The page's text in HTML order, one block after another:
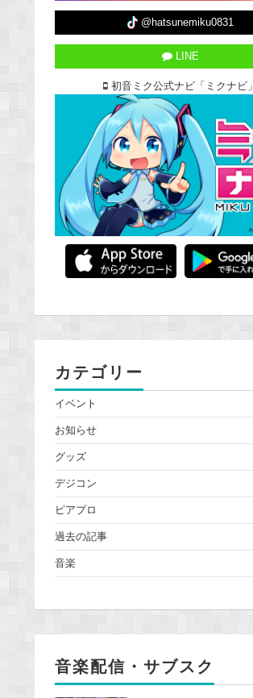
@hatsunemiku0831
LINE
初音ミク公式ナビ「ミクナビ」
カテゴリー
イベント
お知らせ
グッズ
デジコン
ピアプロ
過去の記事
音楽
音楽配信・サブスク